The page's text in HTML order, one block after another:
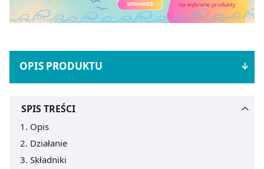
OPIS PRODUKTU
SPIS TREŚCI
Opis
Działanie
Składniki